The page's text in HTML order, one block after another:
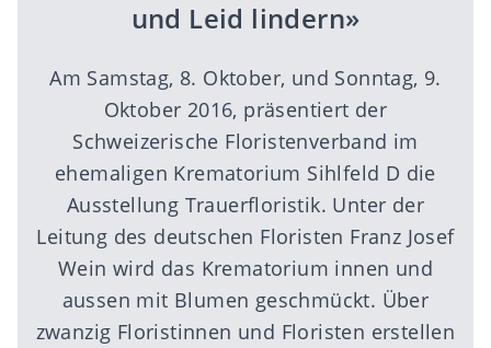
und Leid lindern»
Am Samstag, 8. Oktober, und Sonntag, 9.
Oktober 2016, präsentiert der
Schweizerische Floristenverband im
ehemaligen Krematorium Sihlfeld D die
Ausstellung Trauerfloristik. Unter der
Leitung des deutschen Floristen Franz Josef
Wein wird das Krematorium innen und
aussen mit Blumen geschmückt. Über
zwanzig Floristinnen und Floristen erstellen